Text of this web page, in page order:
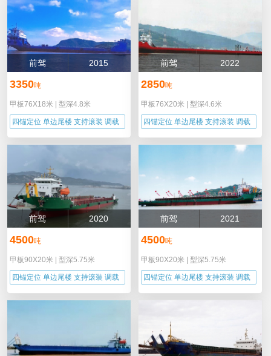
前驾 2015
3350吨
甲板76X18米 型深4.8米
四锚定位 单边尾楼 支持滚装 调载
前驾 2022
2850吨
甲板76X20米 型深4.6米
四锚定位 单边尾楼 支持滚装 调载
前驾 2020
4500吨
甲板90X20米 型深5.75米
四锚定位 单边尾楼 支持滚装 调载
前驾 2021
4500吨
甲板90X20米 型深5.75米
四锚定位 单边尾楼 支持滚装 调载